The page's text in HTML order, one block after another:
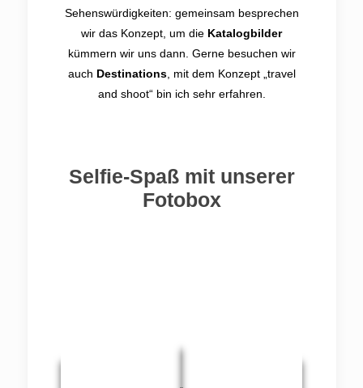
Sehenswürdigkeiten: gemeinsam besprechen
wir das Konzept, um die Katalogbilder
kümmern wir uns dann. Gerne besuchen wir
auch Destinations, mit dem Konzept „travel
and shoot“ bin ich sehr erfahren.
Selfie-Spaß mit unserer
Fotobox